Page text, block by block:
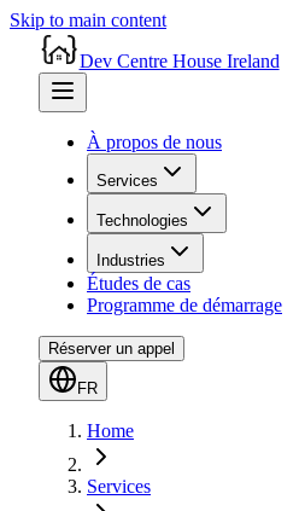
Skip to main content
Dev Centre House Ireland
À propos de nous
Services
Technologies
Industries
Études de cas
Programme de démarrage
Réserver un appel
FR
Home
Services